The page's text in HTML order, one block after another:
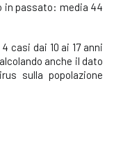
in passato: media 44
casi dai 10 ai 17 anni
anche il dato
sulla popolazione